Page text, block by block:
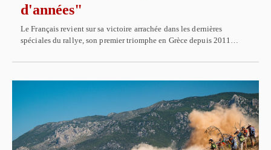
d'années"
Le Français revient sur sa victoire arrachée dans les dernières
spéciales du rallye, son premier triomphe en Grèce depuis 2011…